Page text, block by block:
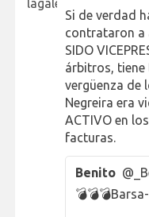
Si de verdad
contrataron a
SIDO
árbitros,
vergüenza de
Negreira era
ACTIVO en
facturas.
Benito